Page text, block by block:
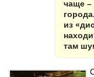
чаще –
из
там